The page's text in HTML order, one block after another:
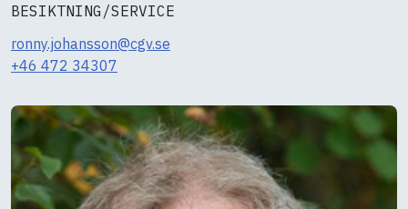
BESIKTNING/SERVICE
ronny.johansson@cgv.se
+46 472 34307